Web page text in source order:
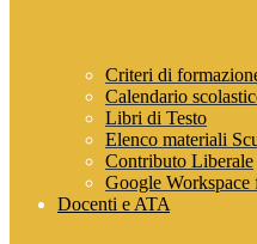
Criteri di
Calendario
Libri di Testo
Elenco materiali
Contributo Liberale
Google Workspace
Docenti e ATA